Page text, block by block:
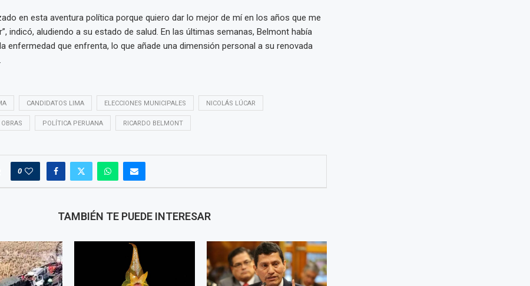
en esta aventura política porque quiero dar lo mejor de mí en los años que me
indicó, aludiendo a su estado de salud. En las últimas semanas, Belmont había
enfermedad que enfrenta, lo que añade una dimensión personal a su renovada
CANDIDATOS LIMA ELECCIONES MUNICIPALES NICOLÁS LÚCAR
POLÍTICA PERUANA RICARDO BELMONT
0
TAMBIÉN TE PUEDE INTERESAR